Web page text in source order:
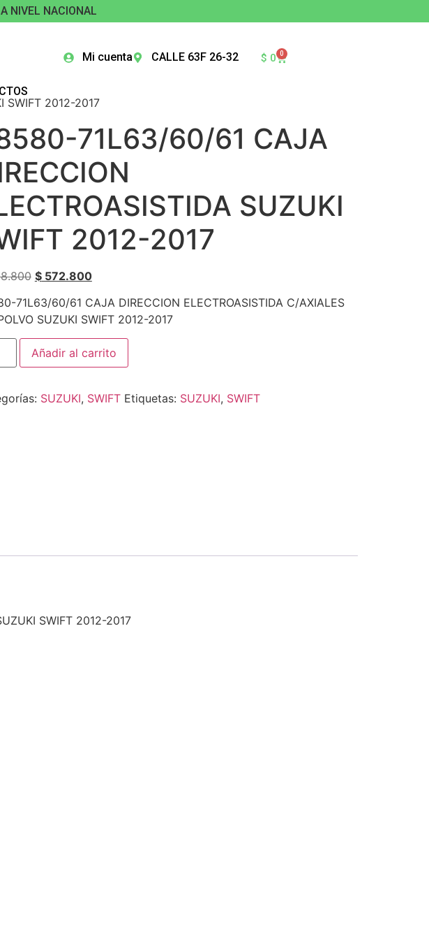
NIVEL NACIONAL
Mi cuenta CALLE 63F 26-32 $ 0 0
SWIFT 2012-2017
71L63/60/61 CAJA
SUZUKI
2012-2017
$572.800
71L63/60/61 CAJA DIRECCION ELECTROASISTIDA C/AXIALES
SUZUKI SWIFT 2012-2017
Añadir al carrito
SUZUKI, SWIFT Etiquetas: SUZUKI, SWIFT
SWIFT 2012-2017